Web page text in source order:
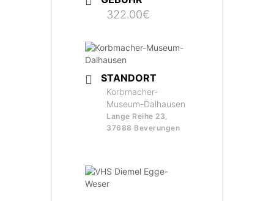
322.00€
STANDORT
Korbmacher-
Museum-Dalhausen
Lange Reihe 23,
37688 Beverungen